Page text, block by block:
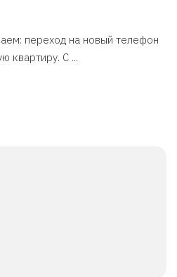
переход на новый телефон
квартиру. С ...